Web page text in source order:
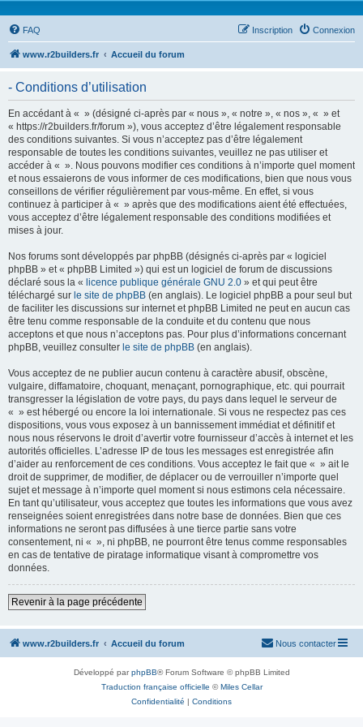
FAQ Connexion
Inscription
www.r2builders.fr Accueil du forum
- Conditions d’utilisation
En accédant à « » (désigné ci-après par « nous », « notre », « nos », « » et
« https://r2builders.fr/forum »), vous acceptez d’être légalement responsable
des conditions suivantes. Si vous n’acceptez pas d’être légalement
responsable de toutes les conditions suivantes, veuillez ne pas utiliser et
accéder à « ». Nous pouvons modifier ces conditions à n’importe quel moment
et nous essaierons de vous informer de ces modifications, bien que nous vous
conseillons de vérifier régulièrement par vous-même. En effet, si vous
continuez à participer à « » après que des modifications aient été effectuées,
vous acceptez d’être légalement responsable des conditions modifiées et
mises à jour.
Nos forums sont développés par phpBB (désignés ci-après par « logiciel
phpBB » et « phpBB Limited ») qui est un logiciel de forum de discussions
déclaré sous la « licence publique générale GNU 2.0 » et qui peut être
téléchargé sur le site de phpBB (en anglais). Le logiciel phpBB a pour seul but
de faciliter les discussions sur internet et phpBB Limited ne peut en aucun cas
être tenu comme responsable de la conduite et du contenu que nous
acceptons et que nous n’acceptons pas. Pour plus d’informations concernant
phpBB, veuillez consulter le site de phpBB (en anglais).
Vous acceptez de ne publier aucun contenu à caractère abusif, obscène,
vulgaire, diffamatoire, choquant, menaçant, pornographique, etc. qui pourrait
transgresser la législation de votre pays, du pays dans lequel le serveur de
« » est hébergé ou encore la loi internationale. Si vous ne respectez pas ces
dispositions, vous vous exposez à un bannissement immédiat et définitif et
nous nous réservons le droit d’avertir votre fournisseur d’accès à internet et les
autorités officielles. L’adresse IP de tous les messages est enregistrée afin
d’aider au renforcement de ces conditions. Vous acceptez le fait que « » ait le
droit de supprimer, de modifier, de déplacer ou de verrouiller n’importe quel
sujet et message à n’importe quel moment si nous estimons cela nécessaire.
En tant qu’utilisateur, vous acceptez que toutes les informations que vous avez
renseignées soient enregistrées dans notre base de données. Bien que ces
informations ne seront pas diffusées à une tierce partie sans votre
consentement, ni « », ni phpBB, ne pourront être tenus comme responsables
en cas de tentative de piratage informatique visant à compromettre vos
données.
Revenir à la page précédente
www.r2builders.fr Accueil du forum Nous contacter
Développé parphpBB® Forum Software © phpBB Limited
Traduction française officielle ©Miles Cellar
Confidentialité | Conditions